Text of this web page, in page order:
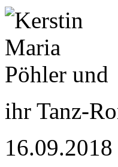
ihr Tanz-
16.09.2018